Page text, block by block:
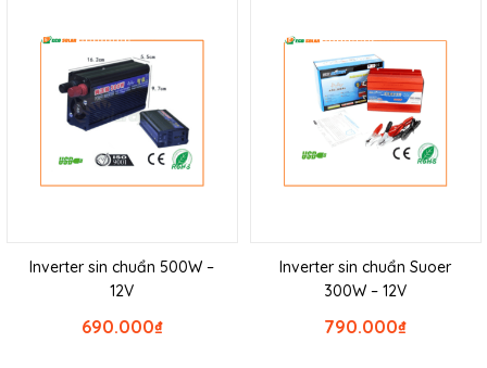
Inverter sin chuẩn 500W –
12V
₫
690.000
Inverter sin chuẩn Suoer
300W – 12V
₫
790.000